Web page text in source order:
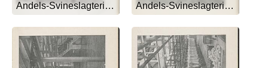
Andels-Svineslagteriet i Kolding - 1913
Andels-Svineslagteriet i Kolding - 1913